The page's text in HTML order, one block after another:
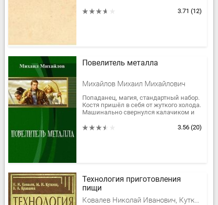
инструмент, основные операции).
3.71 (12)
Повелитель металла
Михайлов Михаил Михайлович
Попаданец, магия, стандартный набор.
Костя пришёл в себя от жуткого холода.
Машинально свернулся калачиком и
не получилось, следом...
3.56 (20)
Технология приготовления
пищи
Ковалев Николай Иванович, Куткина Маргарита Николаевна, Кравцова Валентина Александровна